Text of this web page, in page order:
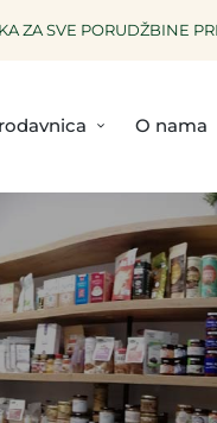
ZA SVE PORUDŽBINE
O nama